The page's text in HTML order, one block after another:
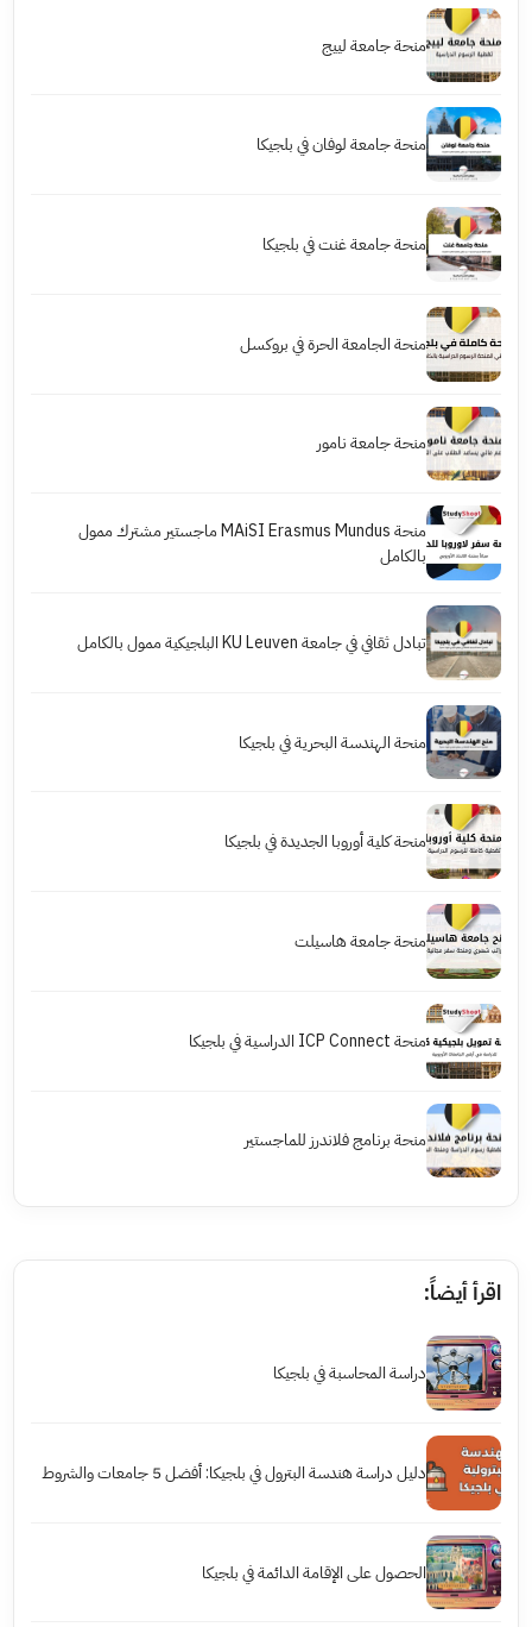
منحة جامعة لييج
منحة جامعة لوفان في بلجيكا
منحة جامعة غنت في بلجيكا
منحة الجامعة الحرة في بروكسل
منحة جامعة نامور
منحة MAiSI Erasmus Mundus ماجستير مشترك ممول
بالكامل
تبادل ثقافي في جامعة KU Leuven البلجيكية ممول بالكامل
منحة الهندسة البحرية في بلجيكا
منحة كلية أوروبا الجديدة في بلجيكا
منحة جامعة هاسيلت
منحة ICP Connect الدراسية في بلجيكا
منحة برنامج فلاندرز للماجستير
اقرأ أيضاً:
دراسة المحاسبة في بلجيكا
دليل دراسة هندسة البترول في بلجيكا: أفضل 5 جامعات والشروط
الحصول على الإقامة الدائمة في بلجيكا